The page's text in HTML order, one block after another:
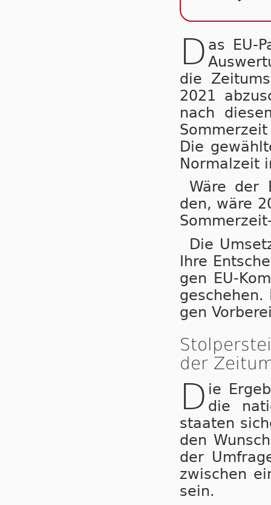
D as EU-
die
2021
nach
Die
Nor­mal­zeit
Wäre der
den, wä­re
Die
Ihre
gen EU-
gen
der
D ie
die
staa­ten
den
der
zwi­schen
sein.